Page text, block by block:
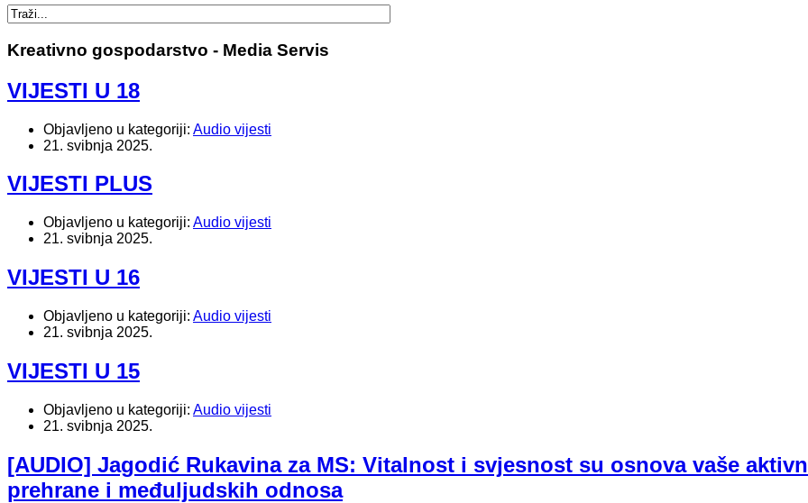
Kreativno gospodarstvo - Media Servis
VIJESTI U 18
Objavljeno u kategoriji: Audio vijesti
21. svibnja 2025.
VIJESTI PLUS
Objavljeno u kategoriji: Audio vijesti
21. svibnja 2025.
VIJESTI U 16
Objavljeno u kategoriji: Audio vijesti
21. svibnja 2025.
VIJESTI U 15
Objavljeno u kategoriji: Audio vijesti
21. svibnja 2025.
[AUDIO] Jagodić Rukavina za MS: Vitalnost i svjesnost su osnova vaše
prehrane i međuljudskih odnosa